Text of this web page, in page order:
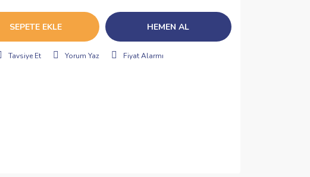
SEPETE EKLE HEMEN AL
Tavsiye Et Yorum Yaz Fiyat Alarmı